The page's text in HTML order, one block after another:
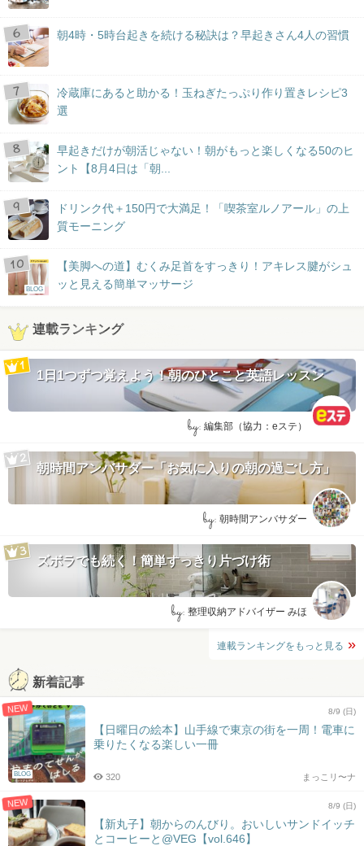
朝4時・5時台起きを続ける秘訣は？早起きさん4人の習慣
冷蔵庫にあると助かる！玉ねぎたっぷり作り置きレシピ3
選
早起きだけが朝活じゃない！朝がもっと楽しくなる50のヒ
ント【8月4日は「朝...
ドリンク代＋150円で大満足！「喫茶室ルノアール」の上
質モーニング
BLOG
【美脚への道】むくみ足首をすっきり！アキレス腱がシュ
ッと見える簡単マッサージ
連載ランキング
1日1つずつ覚えよう！朝のひとこと英語レッスン
by: 編集部（協力：eステ）
朝時間アンバサダー「お気に入りの朝の過ごし方」
by: 朝時間アンバサダー
ズボラでも続く！簡単すっきり片づけ術
by: 整理収納アドバイザー みほ
連載ランキングをもっと見る
新着記事
NEW
BLOG
8/9 (日)
【日曜日の絵本】山手線で東京の街を一周！電車に
乗りたくなる楽しい一冊
まっこリ〜ナ
320
NEW 8/9 (日)
【新丸子】朝からのんびり。おいしいサンドイッチ
とコーヒーと@VEG【vol.646】